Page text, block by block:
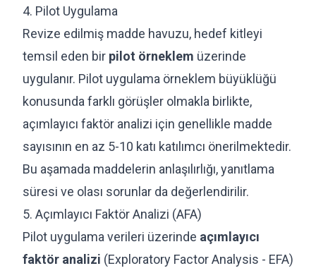
4. Pilot Uygulama
Revize edilmiş madde havuzu, hedef kitleyi
temsil eden bir pilot örneklem üzerinde
uygulanır. Pilot uygulama örneklem büyüklüğü
konusunda farklı görüşler olmakla birlikte,
açımlayıcı faktör analizi için genellikle madde
sayısının en az 5-10 katı katılımcı önerilmektedir.
Bu aşamada maddelerin anlaşılırlığı, yanıtlama
süresi ve olası sorunlar da değerlendirilir.
5. Açımlayıcı Faktör Analizi (AFA)
Pilot uygulama verileri üzerinde açımlayıcı
faktör analizi (Exploratory Factor Analysis - EFA)